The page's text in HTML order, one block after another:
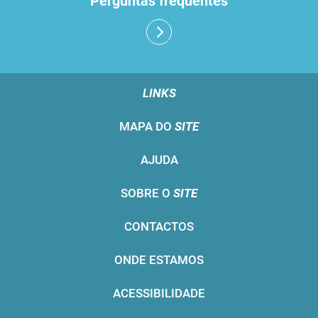
LINKS
MAPA DO SITE
AJUDA
SOBRE O SITE
CONTACTOS
ONDE ESTAMOS
ACESSIBILIDADE